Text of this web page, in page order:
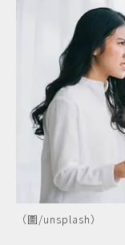
（圖/unsplash）